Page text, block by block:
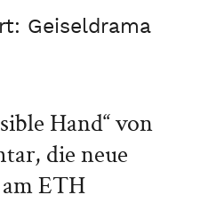
Geiseldrama
Hand“ von
die neue
ETH